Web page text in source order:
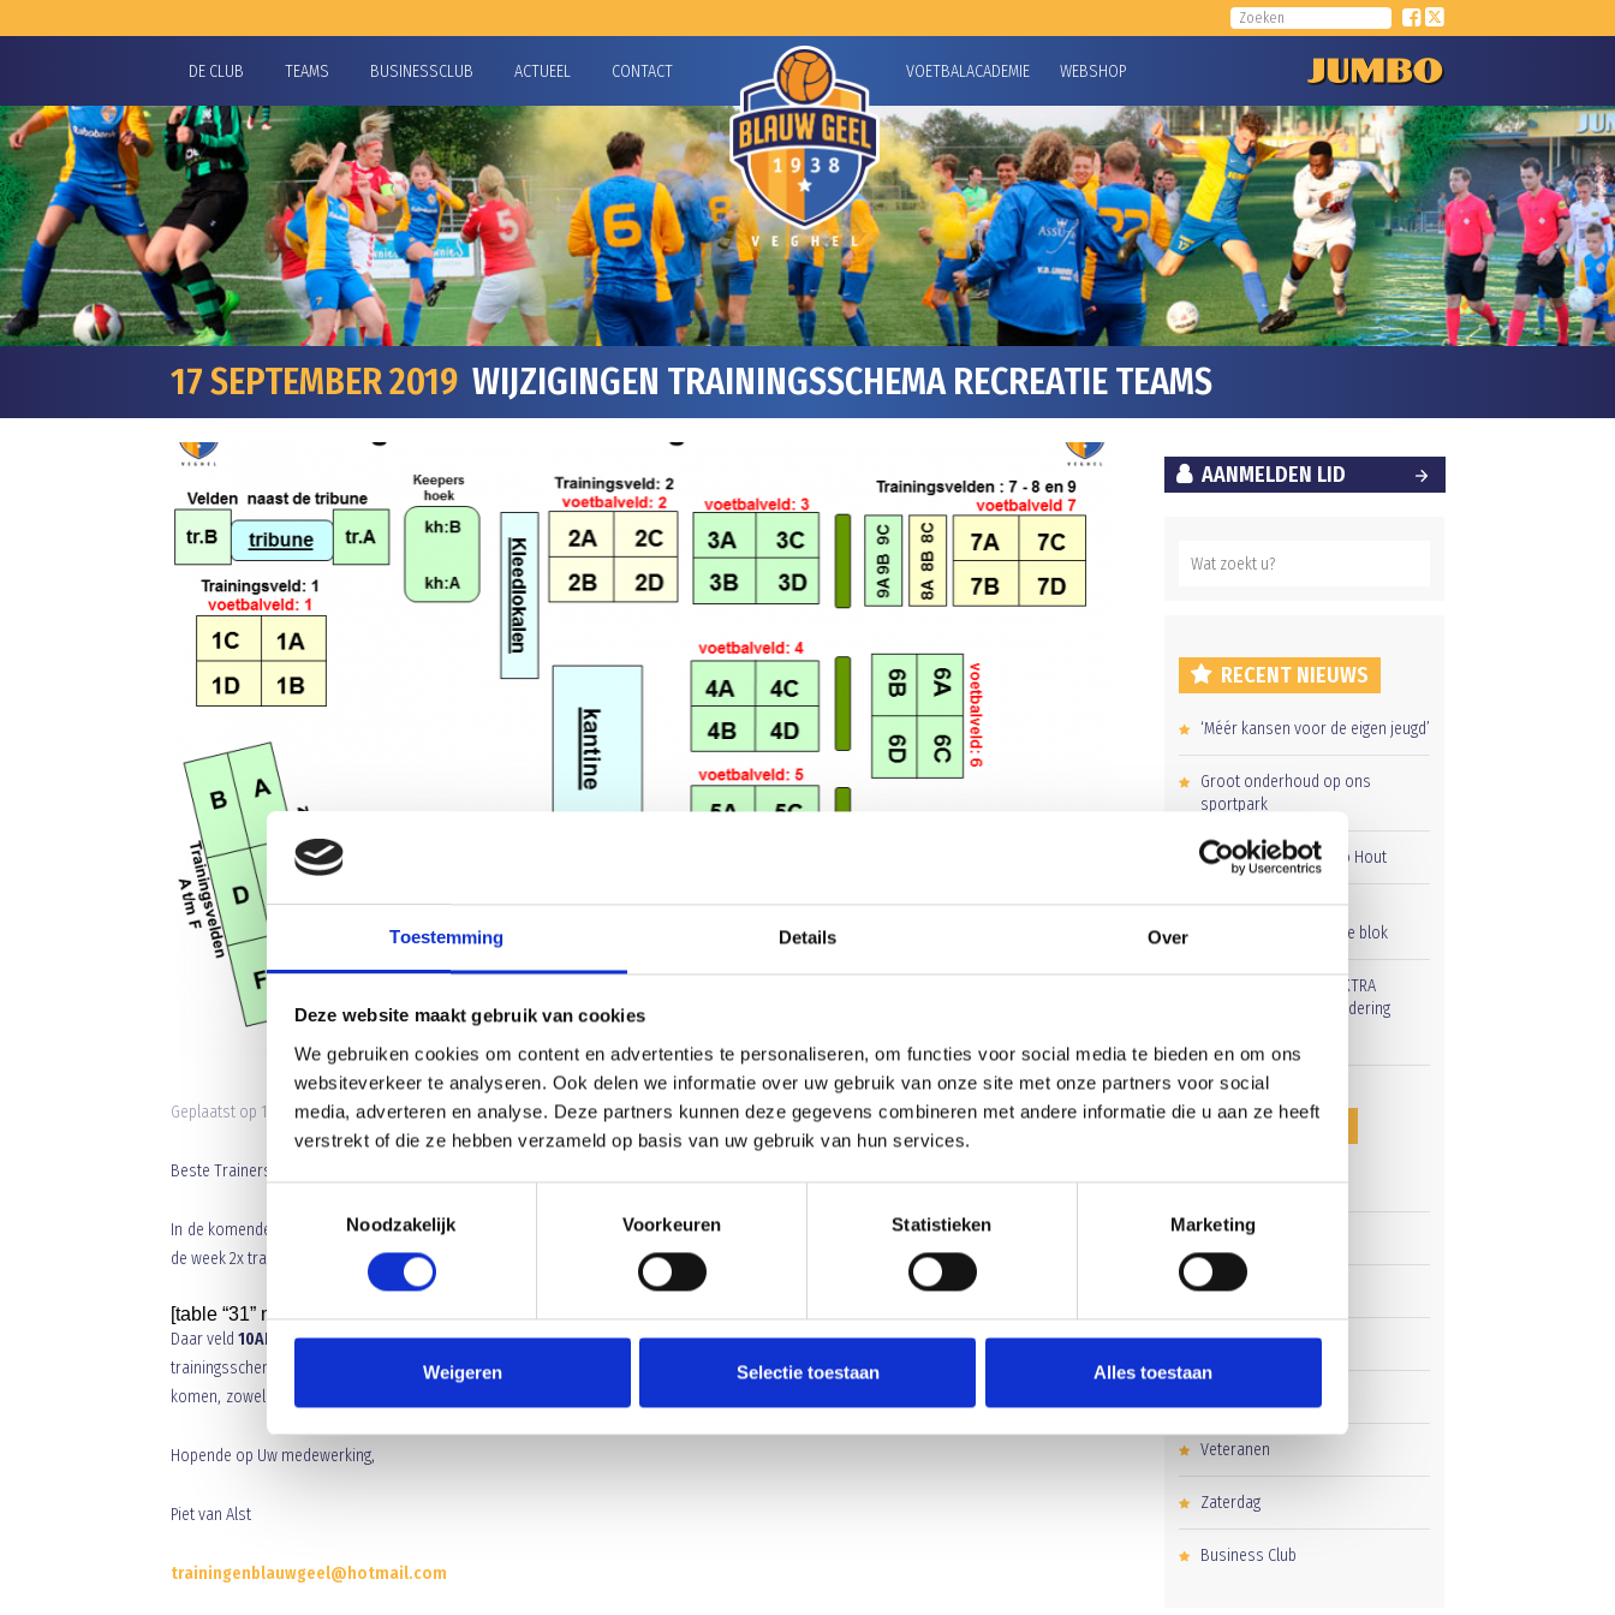
Toestemming Details Over
Deze website maakt gebruik van cookies
We gebruiken cookies om content en advertenties te personaliseren, om functies voor social media te bieden en om ons
websiteverkeer te analyseren. Ook delen we informatie over uw gebruik van onze site met onze partners voor social
media, adverteren en analyse. Deze partners kunnen deze gegevens combineren met andere informatie die u aan ze heeft
verstrekt of die ze hebben verzameld op basis van uw gebruik van hun services.
Noodzakelijk
Voorkeuren Statistieken Marketing
Weigeren Selectie toestaan Alles toestaan
DE CLUB TEAMS BUSINESSCLUB ACTUEEL CONTACT VOETBALACADEMIE WEBSHOP
17 SEPTEMBER 2019 WIJZIGINGEN TRAININGSSCHEMA RECREATIE TEAMS
Geplaatst op 17 september 2019 • 9:27 •Nieuws•Clubnieuws•Junioren•Pupillen•Dames
Beste Trainers/ Leiders,
In de komende weken gaan de recreatie teams, die 2x trainen in de week, afwisselend 1x trainen in de week! Dit betekent dat het team om
de week 2x traint! In het onderstaande tabel staan de teams die 2x in de week trainen!
[table “31” not found /]
Daar veld 10AB enKeepershoekonbespeelbaar zijn, is de trainingscoördinator genoodzaakt wijzigingen door te voeren in het
trainingsschema van de komende weken! Om de bovenstaande recreatie-teams zo goed mogelijk op de verlichte velden aan bod te laten
komen, zowel op natuur- of kunstgras, wordt volgens de trainingsbepalingen deze wijzigingen toegepast!
Hopende op Uw medewerking,
Piet van Alst
trainingenblauwgeel@hotmail.com
AANMELDEN LID
RECENT NIEUWS
‘Méér kansen voor de eigen jeugd’
Groot onderhoud op ons
sportpark
Overwinning op Mierlo Hout
Gelijkspel in eerste
oefenwedstrijd tweede blok
Uitnodiging voor de EXTRA
Algemene Ledenvergadering
CATEGORIEËN
Clubnieuws
Senioren
Junioren
Pupillen
Veteranen
Zaterdag
Business Club